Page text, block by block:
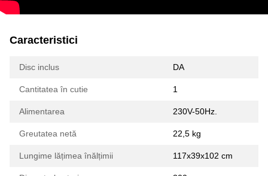
Caracteristici
Disc inclus DA
Cantitatea în cutie 1
Alimentarea 230V-50Hz.
Greutatea netă 22,5 kg
Lungime lățimea înălțimii 117x39x102 cm